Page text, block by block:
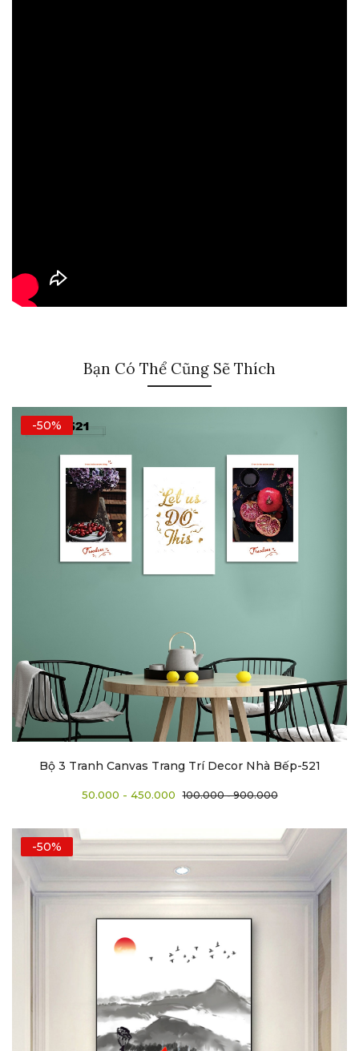
Bạn Có Thể Cũng Sẽ Thích
-50%
Bộ 3 Tranh Canvas Trang Trí Decor Nhà Bếp-521
50.000 - 450.000 100.000 - 900.000
-50%